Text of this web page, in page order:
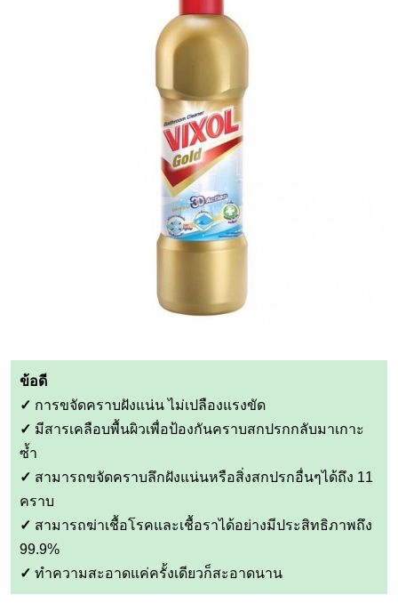
ข้อดี
✓ การขจัดคราบฝังแน่น ไม่เปลืองแรงขัด
✓ มีสารเคลือบพื้นผิวเพื่อป้องกันคราบสกปรกกลับมาเกาะ
ซ้ำ
✓ สามารถขจัดคราบลึกฝังแน่นหรือสิ่งสกปรกอื่นๆได้ถึง 11
คราบ
✓ สามารถฆ่าเชื้อโรคและเชื้อราได้อย่างมีประสิทธิภาพถึง
99.9%
✓ ทำความสะอาดแค่ครั้งเดียวก็สะอาดนาน